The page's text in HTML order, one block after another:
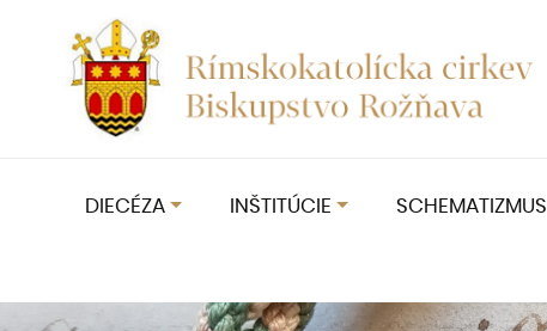
DIECÉZA INŠTITÚCIE SCHEMATIZMUS